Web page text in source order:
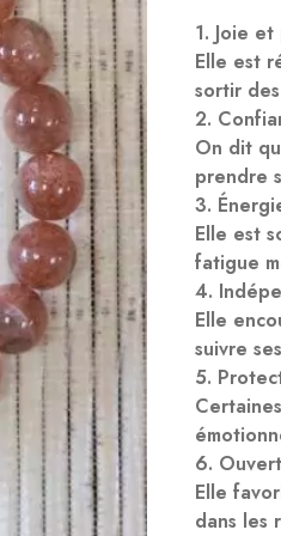
1. Joie
Elle est
sortir
2.
On dit
prendre
3.
Elle est
fatigue
4.
Elle
suivre
5.
6.
Elle
dans les